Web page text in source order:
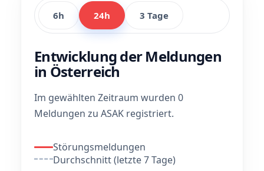
6h 24h 3 Tage
Entwicklung der Meldungen
in Österreich
Im gewählten Zeitraum wurden 0
Meldungen zu ASAK registriert.
Störungsmeldungen
Durchschnitt (letzte 7 Tage)